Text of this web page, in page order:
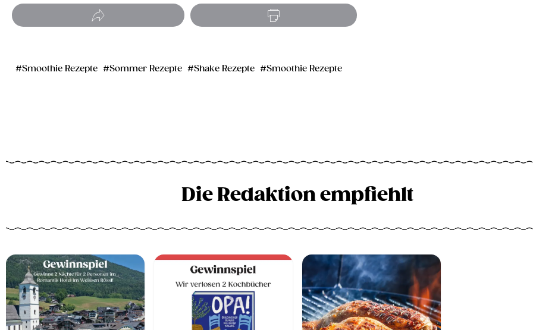
Smoothie Rezepte Sommer Rezepte Shake Rezepte Smoothie Rezepte
Die Redaktion empfiehlt